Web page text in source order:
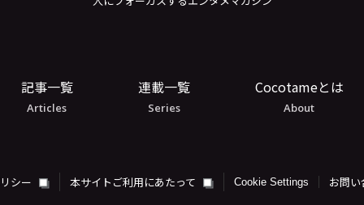
記事一覧
Articles
連載一覧
Series
Cocotameとは
About
シー 本サイトご利用にあたって Cookie Settings お問